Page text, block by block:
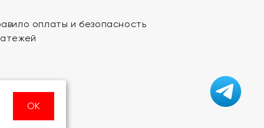
оплаты и безопасность
ОК